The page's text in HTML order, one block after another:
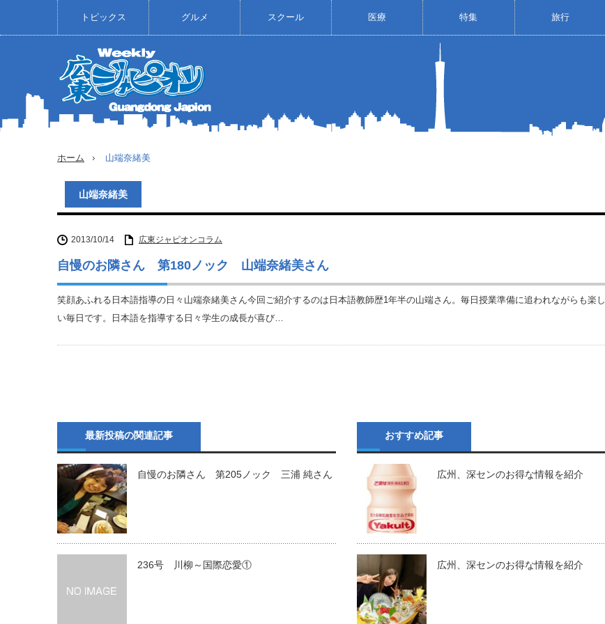
トピックス グルメ スクール 医療 特集 旅行
ホーム 山端奈緒美
山端奈緒美
2013/10/14 広東ジャピオンコラム
自慢のお隣さん 第180ノック 山端奈緒美さん
笑顔あふれる日本語指導の日々山端奈緒美さん今回ご紹介するのは日本語教師歴1年半の山端さん。毎日授業準備に追われながらも楽し
い毎日です。日本語を指導する日々学生の成長が喜び…
最新投稿の関連記事
自慢のお隣さん 第205ノック 三浦 純さん
236号 川柳～国際恋愛①
おすすめ記事
広州、深センのお得な情報を紹介
広州、深センのお得な情報を紹介